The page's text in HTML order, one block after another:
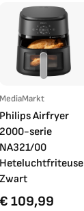
MediaMarkt
Philips Airfryer
2000-serie
NA321/00
Heteluchtfriteuse
Zwart
€ 109,99